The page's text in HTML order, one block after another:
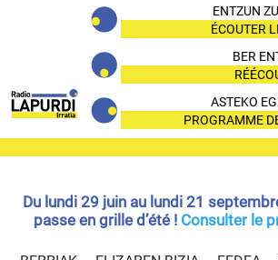
ENTZUN
ÉCOUTER
BER
ASTEKO
PROGRAMME
Du lundi 29 juin au lundi 21
passe en grille d’été ! Consulter le